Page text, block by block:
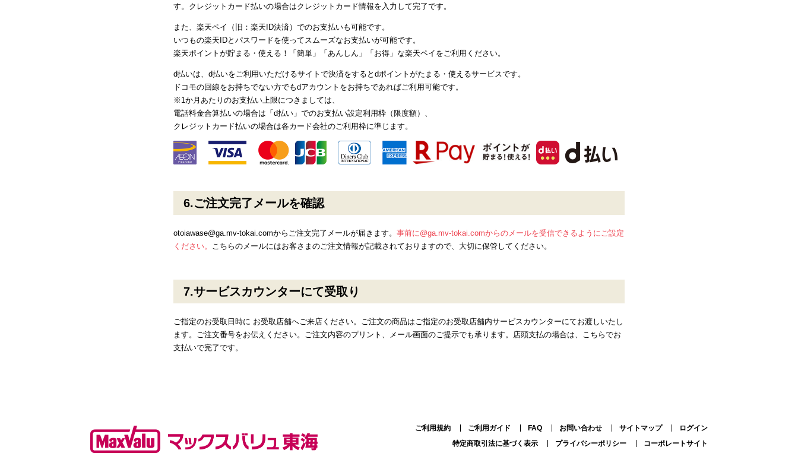
す。クレジットカード払いの場合はクレジットカード情報を入力して完了です。
また、楽天ペイ（旧：楽天ID決済）でのお支払いも可能です。
いつもの楽天IDとパスワードを使ってスムーズなお支払いが可能です。
楽天ポイントが貯まる・使える！「簡単」「あんしん」「お得」な楽天ペイをご利用ください。
d払いは、d払いをご利用いただけるサイトで決済をするとdポイントがたまる・使えるサービスです。
ドコモの回線をお持ちでない方でもdアカウントをお持ちであればご利用可能です。
※1か月あたりのお支払い上限につきましては、
電話料金合算払いの場合は「d払い」でのお支払い設定利用枠（限度額）、
クレジットカード払いの場合は各カード会社のご利用枠に準じます。
ご注文完了メールを確認
otoiawase@ga.mv-tokai.comからご注文完了メールが届きます。 事前に@ga.mv-tokai.comからのメールを受信できるようにご設定
ください。 こちらのメールにはお客さまのご注文情報が記載されておりますので、大切に保管してください。
サービスカウンターにて受取り
ご指定のお受取日時に お受取店舗へご来店ください。ご注文の商品はご指定のお受取店舗内サービスカウンターにてお渡しいたし
ます。ご注文番号をお伝えください。ご注文内容のプリント、メール画面のご提示でも承ります。店頭支払の場合は、こちらでお
支払いで完了です。
ご利用規約 ご利用ガイド FAQ お問い合わせ サイトマップ
ログイン
特定商取引法に基づく表示
プライバシーポリシー コーポレートサイト